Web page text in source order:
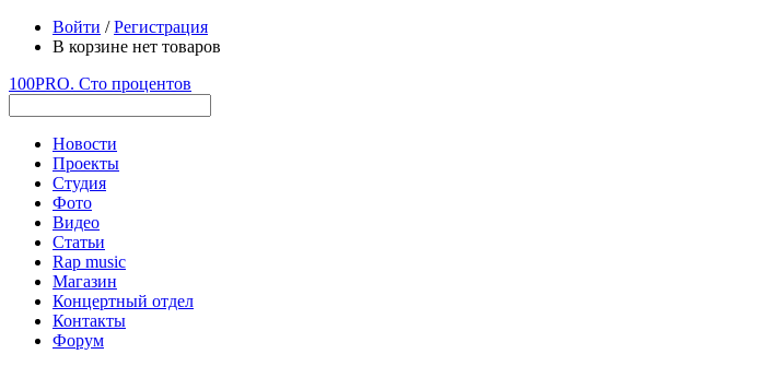
Войти /Регистрация
В корзине нет товаров
100PRO. Сто процентов
Новости
Проекты
Студия
Фото
Видео
Статьи
Rap music
Магазин
Концертный отдел
Контакты
Форум